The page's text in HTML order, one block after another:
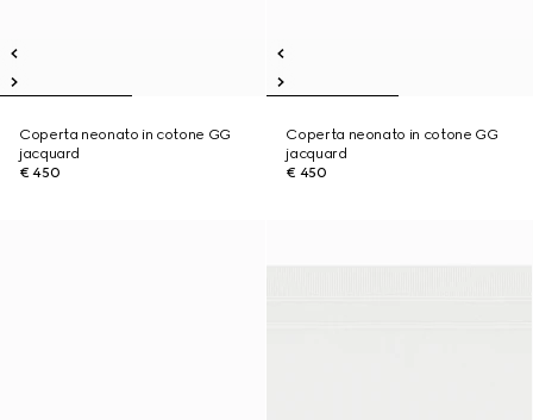
Coperta neonato in cotone GG
jacquard
€ 450
Coperta neonato in cotone GG
jacquard
€ 450